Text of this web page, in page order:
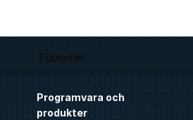
Tjänster
Programvara och
produkter